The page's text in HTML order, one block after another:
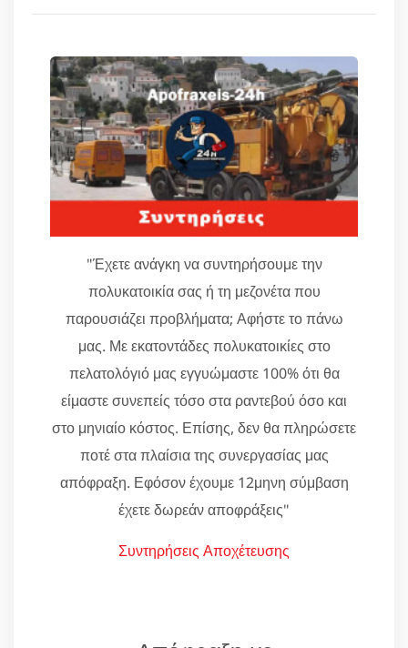
"Έχετε ανάγκη να συντηρήσουμε την
πολυκατοικία σας ή τη μεζονέτα που
παρουσιάζει προβλήματα; Αφήστε το πάνω
μας. Με εκατοντάδες πολυκατοικίες στο
πελατολόγιό μας εγγυώμαστε 100% ότι θα
είμαστε συνεπείς τόσο στα ραντεβού όσο και
στο μηνιαίο κόστος. Επίσης, δεν θα πληρώσετε
ποτέ στα πλαίσια της συνεργασίας μας
απόφραξη. Εφόσον έχουμε 12μηνη σύμβαση
έχετε δωρεάν αποφράξεις"
Συντηρήσεις Αποχέτευσης